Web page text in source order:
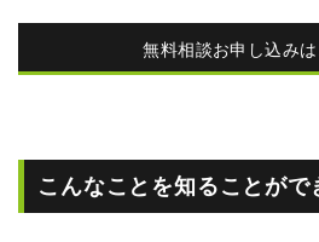
無料相談お申し込み
こんなことを知ることがで